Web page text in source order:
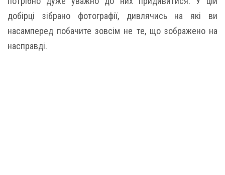
добірці зібрано фотографії, дивлячись на які ви
насамперед побачите зовсім не те, що зображено на
насправді.